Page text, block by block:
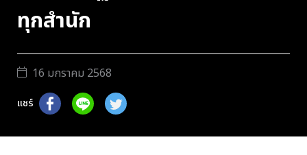
ทุกสำนัก
16 มกราคม 2568
แชร์